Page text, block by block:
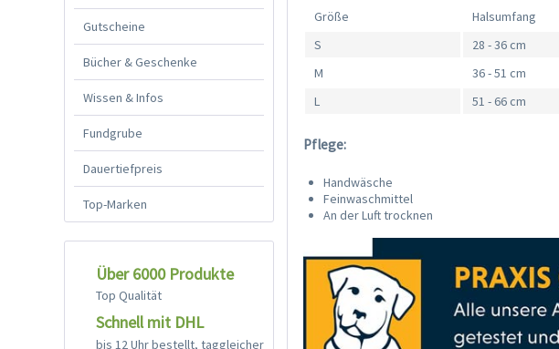
Gutscheine
Bücher & Geschenke
Wissen & Infos
Fundgrube
Dauertiefpreis
Top-Marken
Über 6000 Produkte
Top Qualität
Schnell mit DHL
bis 12 Uhr bestellt, taggleicher
Größe Halsumfang
S
28 - 36 cm
M
36 - 51 cm
L
51 - 66 cm
Pflege:
Handwäsche
Feinwaschmittel
An der Luft trocknen